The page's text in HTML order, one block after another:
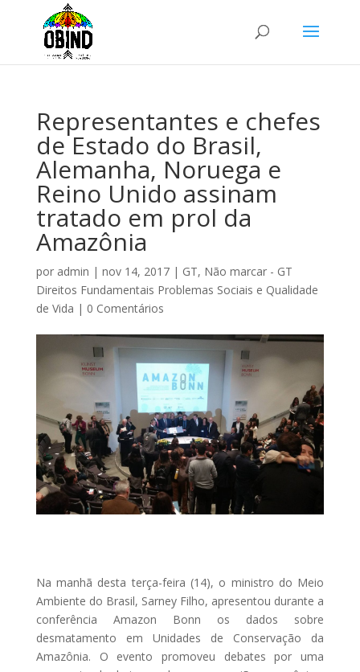
Representantes e chefes
de Estado do Brasil,
Alemanha, Noruega e
Reino Unido assinam
tratado em prol da
Amazônia
por admin | nov 14, 2017| GT, Não marcar - GT
Direitos Fundamentais Problemas Sociais e Qualidade
de Vida | 0 Comentários
Na manhã desta terça-feira (14), o ministro do Meio
Ambiente do Brasil, Sarney Filho, apresentou durante a
conferência Amazon Bonn os dados sobre
desmatamento em Unidades de Conservação da
Amazônia. O evento promoveu debates por uma